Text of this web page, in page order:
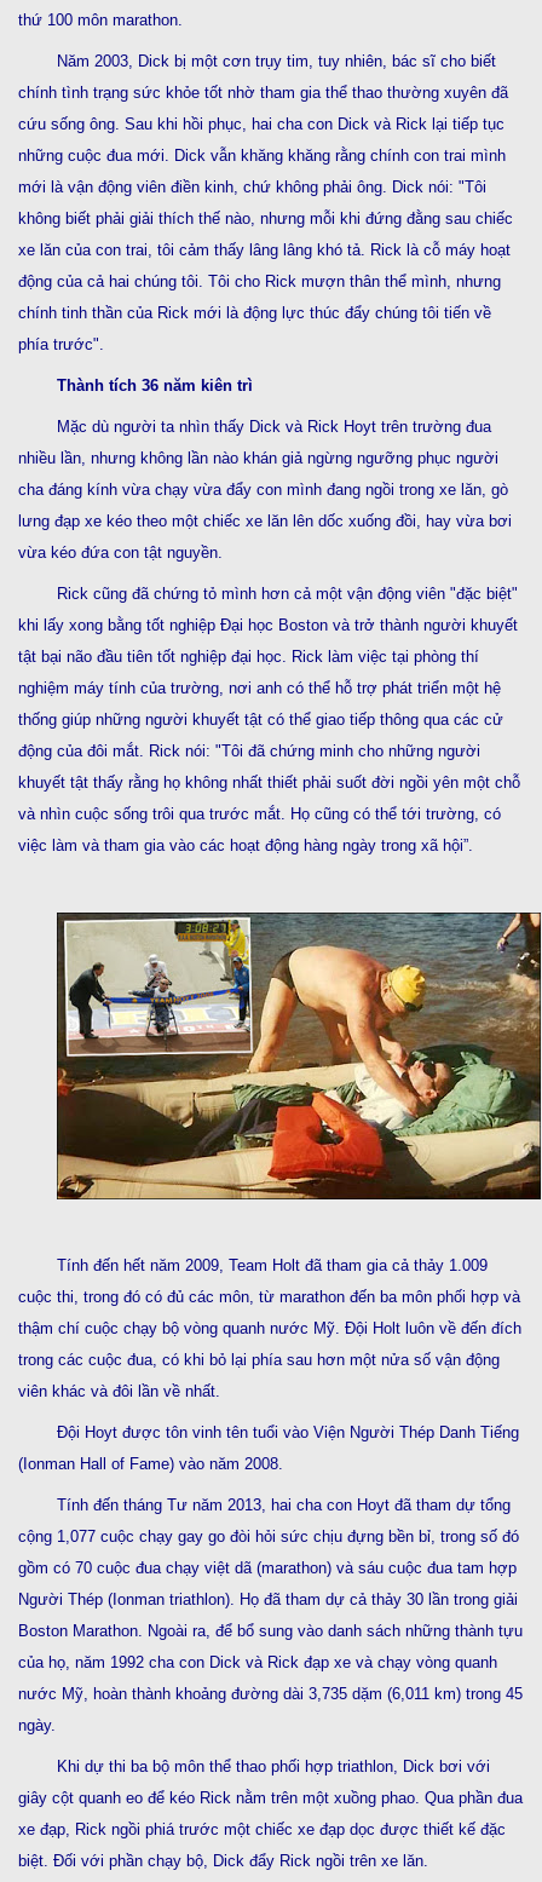
thứ 100 môn marathon.
Năm 2003, Dick bị một cơn trụy tim, tuy nhiên, bác sĩ cho biết
chính tình trạng sức khỏe tốt nhờ tham gia thể thao thường xuyên đã
cứu sống ông. Sau khi hồi phục, hai cha con Dick và Rick lại tiếp tục
những cuộc đua mới. Dick vẫn khăng khăng rằng chính con trai mình
mới là vận động viên điền kinh, chứ không phải ông. Dick nói: "Tôi
không biết phải giải thích thế nào, nhưng mỗi khi đứng đằng sau chiếc
xe lăn của con trai, tôi cảm thấy lâng lâng khó tả. Rick là cỗ máy hoạt
động của cả hai chúng tôi. Tôi cho Rick mượn thân thể mình, nhưng
chính tinh thần của Rick mới là động lực thúc đẩy chúng tôi tiến về
phía trước".
Thành tích 36 năm kiên trì
Mặc dù người ta nhìn thấy Dick và Rick Hoyt trên trường đua
nhiều lần, nhưng không lần nào khán giả ngừng ngưỡng phục người
cha đáng kính vừa chạy vừa đẩy con mình đang ngồi trong xe lăn, gò
lưng đạp xe kéo theo một chiếc xe lăn lên dốc xuống đồi, hay vừa bơi
vừa kéo đứa con tật nguyền.
Rick cũng đã chứng tỏ mình hơn cả một vận động viên "đặc biệt"
khi lấy xong bằng tốt nghiệp Đại học Boston và trở thành người khuyết
tật bại não đầu tiên tốt nghiệp đại học. Rick làm việc tại phòng thí
nghiệm máy tính của trường, nơi anh có thể hỗ trợ phát triển một hệ
thống giúp những người khuyết tật có thể giao tiếp thông qua các cử
động của đôi mắt. Rick nói: "Tôi đã chứng minh cho những người
khuyết tật thấy rằng họ không nhất thiết phải suốt đời ngồi yên một chỗ
và nhìn cuộc sống trôi qua trước mắt. Họ cũng có thể tới trường, có
việc làm và tham gia vào các hoạt động hàng ngày trong xã hội”.
Tính đến hết năm 2009, Team Holt đã tham gia cả thảy 1.009
cuộc thi, trong đó có đủ các môn, từ marathon đến ba môn phối hợp và
thậm chí cuộc chạy bộ vòng quanh nước Mỹ. Đội Holt luôn về đến đích
trong các cuộc đua, có khi bỏ lại phía sau hơn một nửa số vận động
viên khác và đôi lần về nhất.
Đội Hoyt được tôn vinh tên tuổi vào Viện Người Thép Danh Tiếng
(Ionman Hall of Fame) vào năm 2008.
Tính đến tháng Tư năm 2013, hai cha con Hoyt đã tham dự tổng
cộng 1,077 cuộc chạy gay go đòi hỏi sức chịu đựng bền bỉ, trong số đó
gồm có 70 cuộc đua chạy việt dã (marathon) và sáu cuộc đua tam hợp
Người Thép (Ionman triathlon). Họ đã tham dự cả thảy 30 lần trong giải
Boston Marathon. Ngoài ra, để bổ sung vào danh sách những thành tựu
của họ, năm 1992 cha con Dick và Rick đạp xe và chạy vòng quanh
nước Mỹ, hoàn thành khoảng đường dài 3,735 dặm (6,011 km) trong 45
ngày.
Khi dự thi ba bộ môn thể thao phối hợp triathlon, Dick bơi với
giây cột quanh eo để kéo Rick nằm trên một xuồng phao. Qua phần đua
xe đạp, Rick ngồi phiá trước một chiếc xe đạp dọc được thiết kế đặc
biệt. Đối với phần chạy bộ, Dick đẩy Rick ngồi trên xe lăn.